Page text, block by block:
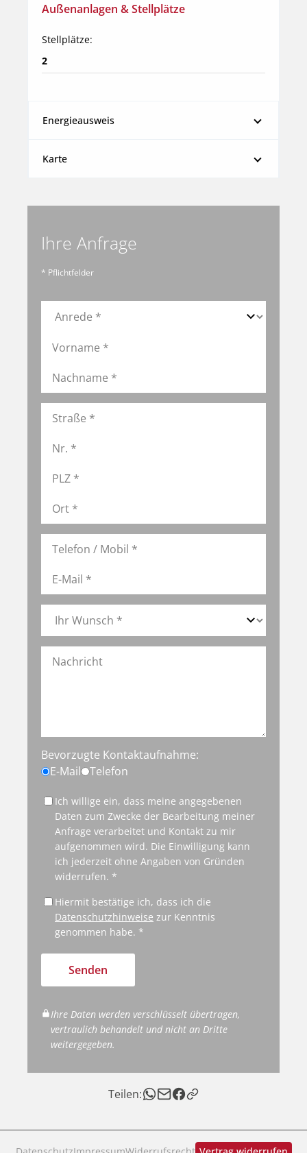
Außenanlagen & Stellplätze
Stellplätze:
2
Energieausweis
Karte
Ihre Anfrage
* Pflichtfelder
Bevorzugte Kontaktaufnahme:
E-Mail
Telefon
Ich willige ein, dass meine angegebenen
Daten zum Zwecke der Bearbeitung meiner
Anfrage verarbeitet und Kontakt zu mir
aufgenommen wird. Die Einwilligung kann
ich jederzeit ohne Angaben von Gründen
widerrufen. *
Hiermit bestätige ich, dass ich die
Datenschutzhinweise zur Kenntnis
genommen habe. *
Senden
Ihre Daten werden verschlüsselt übertragen,
vertraulich behandelt und nicht an Dritte
weitergegeben.
Teilen: